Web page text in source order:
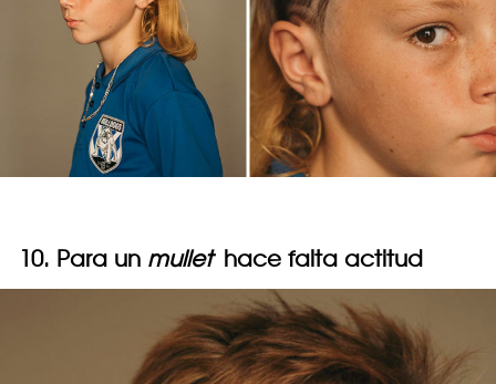
10. Para un mullet hace falta actitud